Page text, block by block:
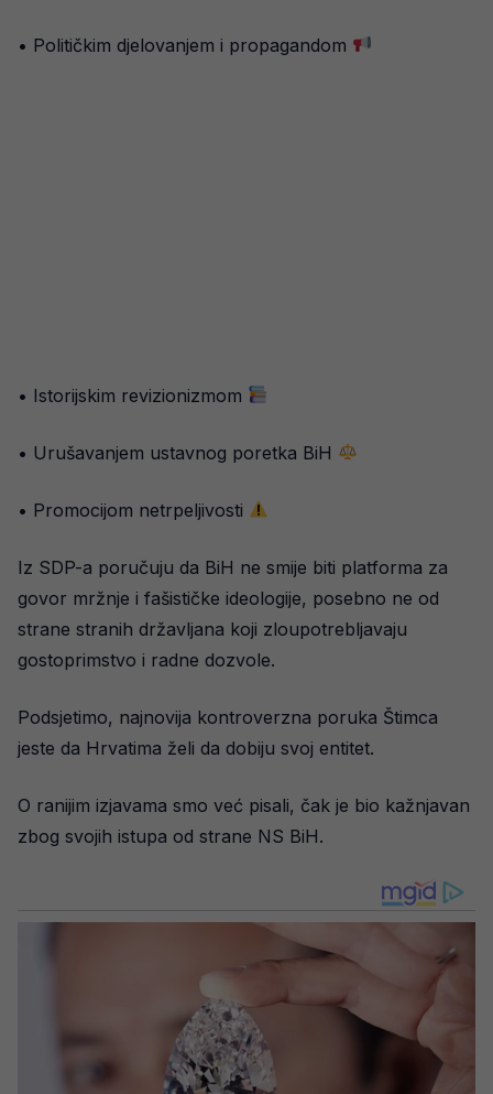
• Političkim djelovanjem i propagandom
• Istorijskim revizionizmom
• Urušavanjem ustavnog poretka BiH
• Promocijom netrpeljivosti
Iz SDP-a poručuju da BiH ne smije biti platforma za
govor mržnje i fašističke ideologije, posebno ne od
strane stranih državljana koji zloupotrebljavaju
gostoprimstvo i radne dozvole.
Podsjetimo, najnovija kontroverzna poruka Štimca
jeste da Hrvatima želi da dobiju svoj entitet.
O ranijim izjavama smo već pisali, čak je bio kažnjavan
zbog svojih istupa od strane NS BiH.